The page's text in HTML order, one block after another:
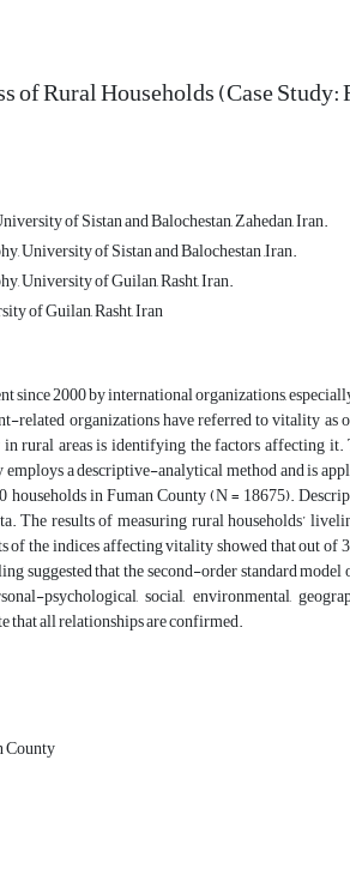
Rural Households (Case Study:
of Sistan and Balochestan, Zahedan, Iran.
University of Sistan and Balochestan ,Iran.
University of Guilan, Rasht, Iran.
of Guilan, Rasht, Iran
2000 by international organizations,
related organizations have referred to vitality
rural areas is identifying the factors affecting
a descriptive-analytical method and is
in Fuman County (N = 18675).
The results of measuring rural households’
the indices affecting vitality showed that out of
suggested that the second-order standard
psychological, social, environmental,
that all relationships are confirmed.
County